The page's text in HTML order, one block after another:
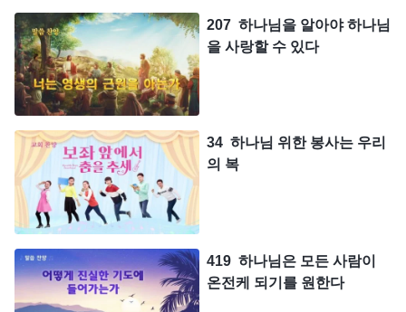
207 하나님을 알아야 하나님
을 사랑할 수 있다
34 하나님 위한 봉사는 우리
의 복
419 하나님은 모든 사람이
온전케 되기를 원한다